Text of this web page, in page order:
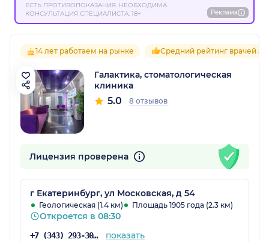
ЕСТЬ ПРОТИВОПОКАЗАНИЯ. НЕОБХОДИМА
КОНСУЛЬТАЦИЯ СПЕЦИАЛИСТА. 18+
Реклама
14 лет работаем на рынке Средний рейтинг врачей 5.0
Галактика, стоматологическая
клиника
5.0 8 отзывов
Лицензия проверена
г Екатеринбург, ул Московская, д 54
Геологическая (1.4 км) Площадь 1905 года (2.3 км)
Откроется в 08:30
+7 (343) 293-30-56 показать